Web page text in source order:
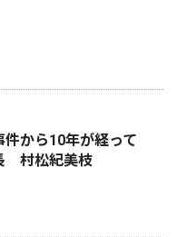
から10年が経って
村松紀美枝